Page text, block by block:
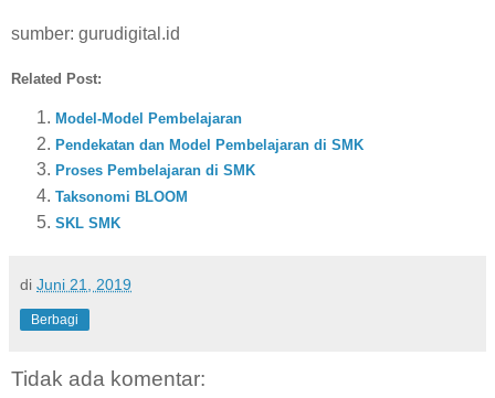
sumber: gurudigital.id
Related Post:
Model-Model Pembelajaran
Pendekatan dan Model Pembelajaran di SMK
Proses Pembelajaran di SMK
Taksonomi BLOOM
SKL SMK
di Juni 21, 2019
Berbagi
Tidak ada komentar: